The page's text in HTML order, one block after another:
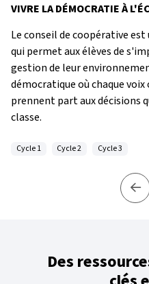
VIVRE LA DÉMOCRATIE À
Le conseil de coopérative
qui permet aux élèves de
gestion de leur
démocratique où chaque
prennent part aux décisions
classe.
Cycle 1 Cycle 2 Cycle 3
Des